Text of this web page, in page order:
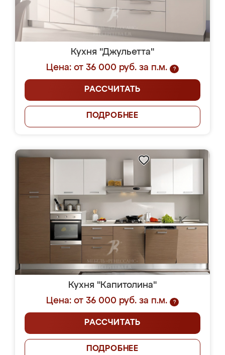
Кухня "Джульетта"
Цена: от 36 000 руб. за п.м.
?
РАССЧИТАТЬ
ПОДРОБНЕЕ
Кухня "Капитолина"
Цена: от 36 000 руб. за п.м.
?
РАССЧИТАТЬ
ПОДРОБНЕЕ